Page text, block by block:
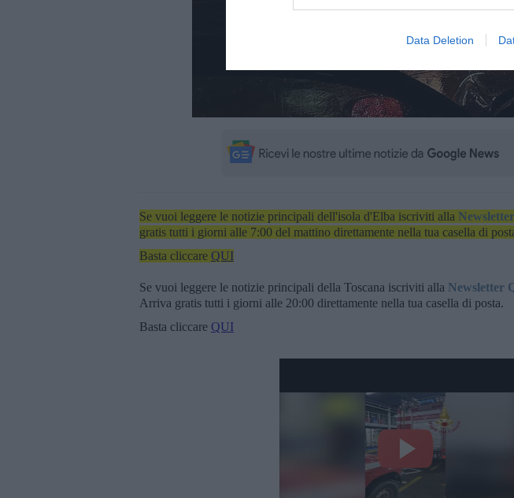
Data Deletion
Se vuoi leggere le notizie principali dell'isola d'Elba iscriviti alla
gratis tutti i giorni alle 7:00 del mattino direttamente nella tua casella di
Basta cliccare QUI
Se vuoi leggere le notizie principali della Toscana iscriviti alla Newsletter
Arriva gratis tutti i giorni alle 20:00 direttamente nella tua casella di posta.
Basta cliccare QUI